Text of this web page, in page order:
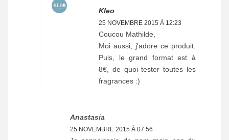
Kleo
25 NOVEMBRE 2015 À 12:23
Coucou Mathilde,
Moi aussi, j'adore ce produit.
Puis, le grand format est à
8€, de quoi tester toutes les
fragrances :)
Anastasia
25 NOVEMBRE 2015 À 07:56